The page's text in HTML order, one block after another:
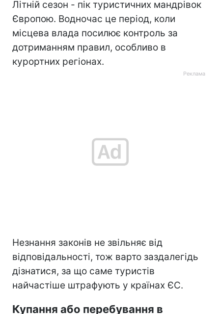
Літній сезон - пік туристичних мандрівок
Європою. Водночас це період, коли
місцева влада посилює контроль за
дотриманням правил, особливо в
курортних регіонах.
Незнання законів не звільняє від
відповідальності, тож варто заздалегідь
дізнатися, за що саме туристів
найчастіше штрафують у країнах ЄС.
Купання або перебування в